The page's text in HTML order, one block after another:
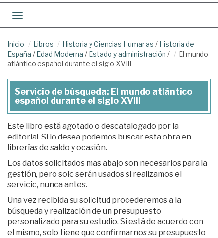
Toggle navigation
Inicio Libros Historia y Ciencias Humanas / Historia de
España / Edad Moderna / Estado y administración /
El mundo
atlántico español durante el siglo XVIII
Servicio de búsqueda: El mundo atlántico
español durante el siglo XVIII
Este libro está agotado o descatalogado por la
editorial. Si lo desea podemos buscar esta obra en
librerías de saldo y ocasión.
Los datos solicitados mas abajo son necesarios para la
gestión, pero solo serán usados si realizamos el
servicio, nunca antes.
Una vez recibida su solicitud procederemos a la
búsqueda y realización de un presupuesto
personalizado para su estudio. Si está de acuerdo con
el mismo, solo tiene que confirmarnos su presupuesto